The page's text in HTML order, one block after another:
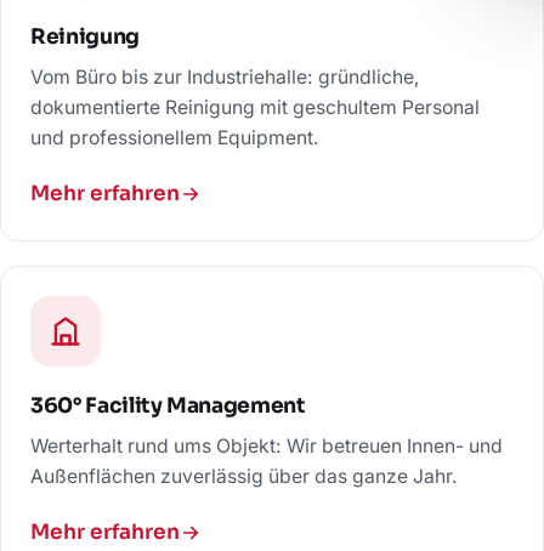
Reinigung
Vom Büro bis zur Industriehalle: gründliche,
dokumentierte Reinigung mit geschultem Personal
und professionellem Equipment.
Mehr erfahren
360° Facility Management
Werterhalt rund ums Objekt: Wir betreuen Innen- und
Außenflächen zuverlässig über das ganze Jahr.
Mehr erfahren